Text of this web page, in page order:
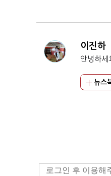
이진하
안녕하세
뉴스